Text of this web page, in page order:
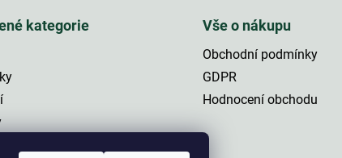
kategorie Vše o nákupu
Obchodní podmínky
GDPR
Hodnocení obchodu